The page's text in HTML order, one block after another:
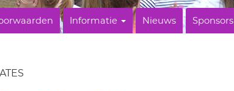
Informatie Nieuws Sponsors